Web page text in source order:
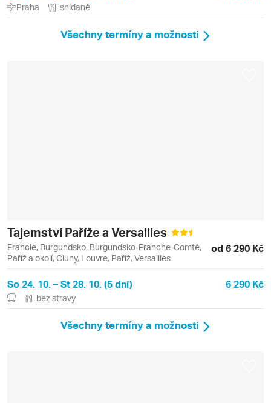
Praha snídaně
Všechny termíny a možnosti
Tajemství Paříže a Versailles
Francie, Burgundsko, Burgundsko-Franche-Comté,
Paříž a okolí, Cluny, Louvre, Paříž, Versailles
od 6 290 Kč
So 24. 10. – St 28. 10. (5 dní) 6 290 Kč
bez stravy
Všechny termíny a možnosti